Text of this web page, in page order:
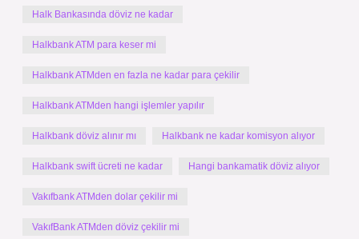
Halk Bankasında döviz ne kadar
Halkbank ATM para keser mi
Halkbank ATMden en fazla ne kadar para çekilir
Halkbank ATMden hangi işlemler yapılır
Halkbank döviz alınır mı Halkbank ne kadar komisyon alıyor
Halkbank swift ücreti ne kadar Hangi bankamatik döviz alıyor
Vakıfbank ATMden dolar çekilir mi
VakıfBank ATMden döviz çekilir mi